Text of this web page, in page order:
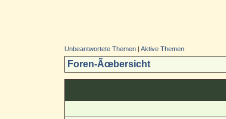
Unbeantwortete Themen| Aktive Themen
Foren-Ãœbersicht